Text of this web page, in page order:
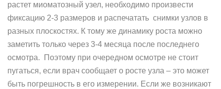
растет миоматозный узел, необходимо произвести
фиксацию 2-3 размеров и распечатать снимки узлов в
разных плоскостях. К тому же динамику роста можно
заметить только через 3-4 месяца после последнего
осмотра. Поэтому при очередном осмотре не стоит
пугаться, если врач сообщает о росте узла – это может
быть погрешность в его измерении. Если же возникают